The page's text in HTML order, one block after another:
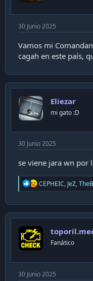
30 Junio 2025
Vamos mi
cagah en este país,
Eliezar
mi gato :D
30 Junio 2025
se viene jara wn por
R
e
c
t
o
n
s
CEPHEIC, JeZ,
Fanático
30 Junio 2025